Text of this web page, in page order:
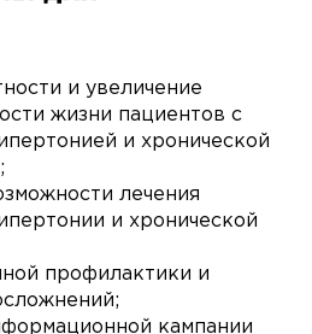
и увеличение
жизни пациентов с
и хронической
лечения
и хронической
профилактики и
кампании